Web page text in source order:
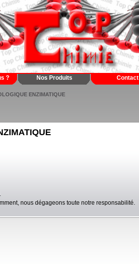
? Nos Produits Contact
ENZIMATIQUE
nous dégageons toute notre responsabilité.